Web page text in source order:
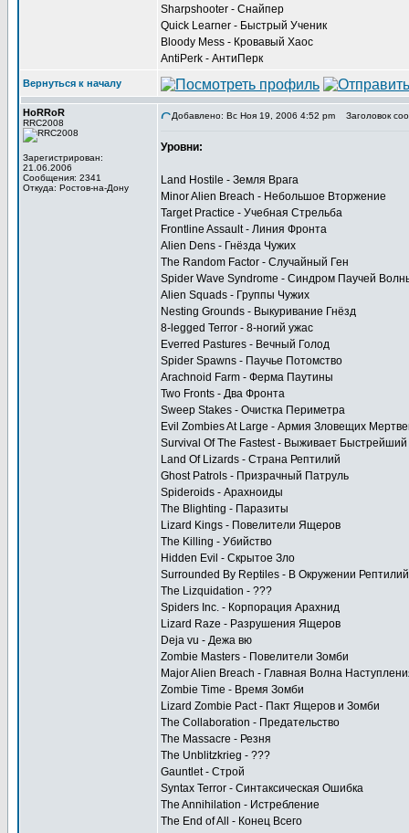
Sharpshooter - Снайпер
Quick Learner - Быстрый Ученик
Bloody Mess - Кровавый Хаос
AntiPerk - АнтиПерк
Вернуться к началу
HoRRoR
RRC2008
Зарегистрирован:
21.06.2006
Сообщения: 2341
Откуда: Ростов-на-Дону
Добавлено: Вс Ноя 19, 2006 4:52 pm Заголовок
Уровни:
Land Hostile - Земля Врага
Minor Alien Breach - Небольшое Вторжение
Target Practice - Учебная Стрельба
Frontline Assault - Линия Фронта
Alien Dens - Гнёзда Чужих
The Random Factor - Случайный Ген
Spider Wave Syndrome - Синдром Паучей
Alien Squads - Группы Чужих
Nesting Grounds - Выкуривание Гнёзд
8-legged Terror - 8-ногий ужас
Everred Pastures - Вечный Голод
Spider Spawns - Паучье Потомство
Arachnoid Farm - Ферма Паутины
Two Fronts - Два Фронта
Sweep Stakes - Очистка Периметра
Evil Zombies At Large - Армия Зловещих
Survival Of The Fastest - Выживает Быстрейший
Land Of Lizards - Страна Рептилий
Ghost Patrols - Призрачный Патруль
Spideroids - Арахноиды
The Blighting - Паразиты
Lizard Kings - Повелители Ящеров
The Killing - Убийство
Hidden Evil - Скрытое Зло
Surrounded By Reptiles - В Окружении Рептилий
The Lizquidation - ???
Spiders Inc. - Корпорация Арахнид
Lizard Raze - Разрушения Ящеров
Deja vu - Дежа вю
Zombie Masters - Повелители Зомби
Major Alien Breach - Главная Волна
Zombie Time - Время Зомби
Lizard Zombie Pact - Пакт Ящеров и Зомби
The Collaboration - Предательство
The Massacre - Резня
The Unblitzkrieg - ???
Gauntlet - Строй
Syntax Terror - Синтаксическая Ошибка
The Annihilation - Истребление
The End of All - Конец Всего